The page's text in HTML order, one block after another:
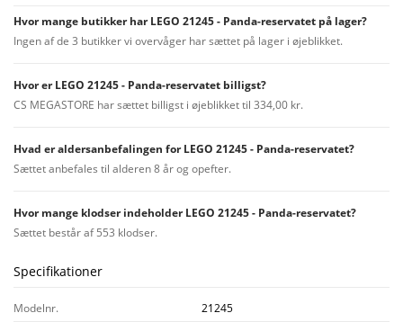
Hvor mange butikker har LEGO 21245 - Panda-reservatet på lager?
Ingen af de 3 butikker vi overvåger har sættet på lager i øjeblikket.
Hvor er LEGO 21245 - Panda-reservatet billigst?
CS MEGASTORE har sættet billigst i øjeblikket til 334,00 kr.
Hvad er aldersanbefalingen for LEGO 21245 - Panda-reservatet?
Sættet anbefales til alderen 8 år og opefter.
Hvor mange klodser indeholder LEGO 21245 - Panda-reservatet?
Sættet består af 553 klodser.
Specifikationer
Modelnr.
21245